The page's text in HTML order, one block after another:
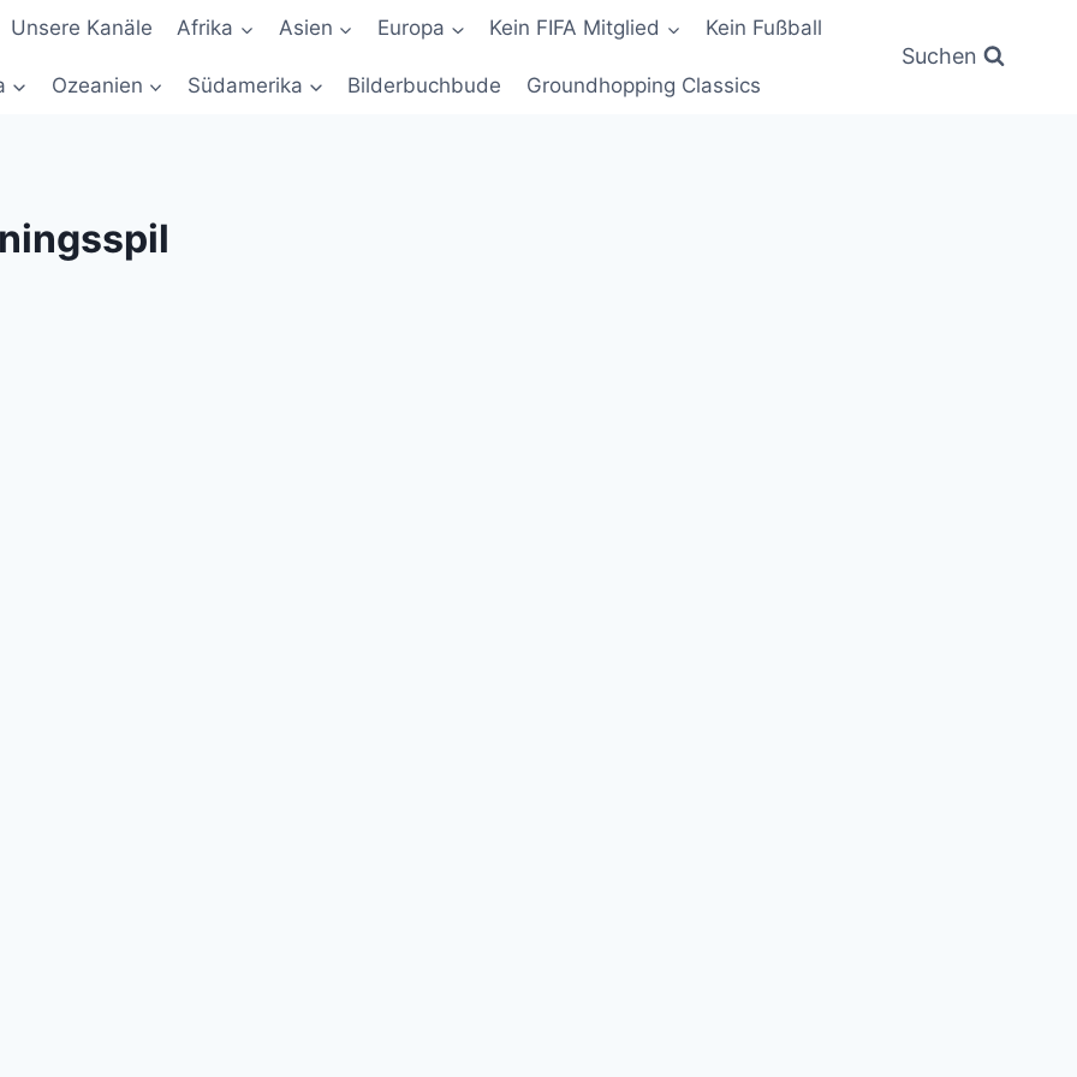
Unsere Kanäle Afrika Asien Europa Kein FIFA Mitglied Kein Fußball
Ozeanien Südamerika Bilderbuchbude Groundhopping Classics
Suchen